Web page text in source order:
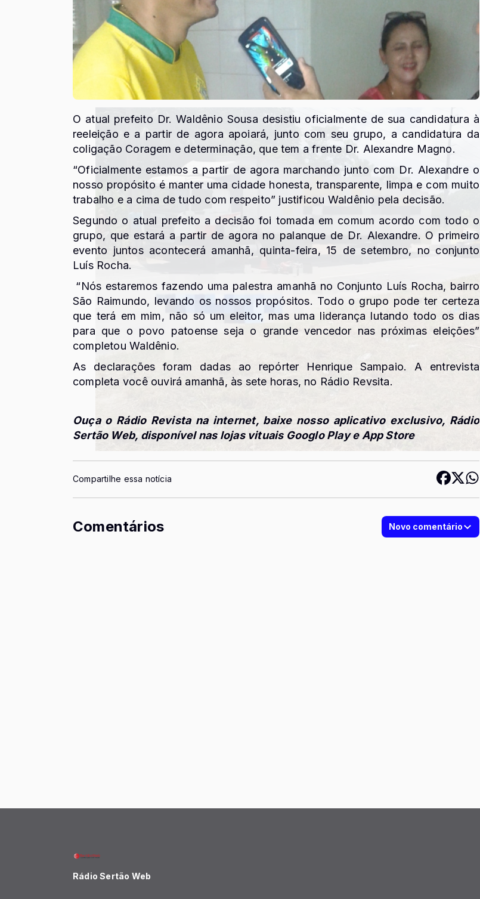
O atual prefeito Dr. Waldênio Sousa desistiu oficialmente de sua candidatura à
reeleição e a partir de agora apoiará, junto com seu grupo, a candidatura da
coligação Coragem e determinação, que tem a frente Dr. Alexandre Magno.
“Oficialmente estamos a partir de agora marchando junto com Dr. Alexandre o
nosso propósito é manter uma cidade honesta, transparente, limpa e com muito
trabalho e a cima de tudo com respeito” justificou Waldênio pela decisão.
Segundo o atual prefeito a decisão foi tomada em comum acordo com todo o
grupo, que estará a partir de agora no palanque de Dr. Alexandre. O primeiro
evento juntos acontecerá amanhã, quinta-feira, 15 de setembro, no conjunto
Luís Rocha.
“Nós estaremos fazendo uma palestra amanhã no Conjunto Luís Rocha, bairro
São Raimundo, levando os nossos propósitos. Todo o grupo pode ter certeza
que terá em mim, não só um eleitor, mas uma liderança lutando todo os dias
para que o povo patoense seja o grande vencedor nas próximas eleições”
completou Waldênio.
As declarações foram dadas ao repórter Henrique Sampaio. A entrevista
completa você ouvirá amanhã, às sete horas, no Rádio Revsita.
Ouça o Rádio Revista na internet, baixe nosso aplicativo exclusivo, Rádio
Sertão Web, disponível nas lojas vituais Googlo Play e App Store
Compartilhe essa notícia
Comentários Novo comentário
Rádio Sertão Web